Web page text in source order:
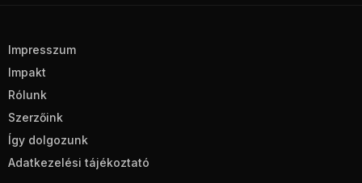
Impresszum
Impakt
Rólunk
Szerzőink
Így dolgozunk
Adatkezelési tájékoztató